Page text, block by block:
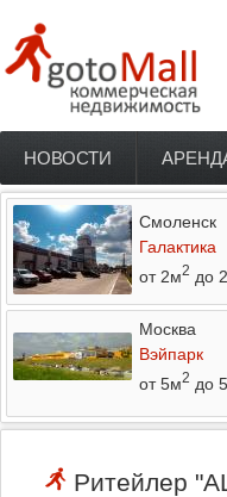
Главное меню
НОВОСТИ
Смоленск
Галактика
от 2м2 до
Москва
Вэйпарк
от 5м2 до
Ритейлер